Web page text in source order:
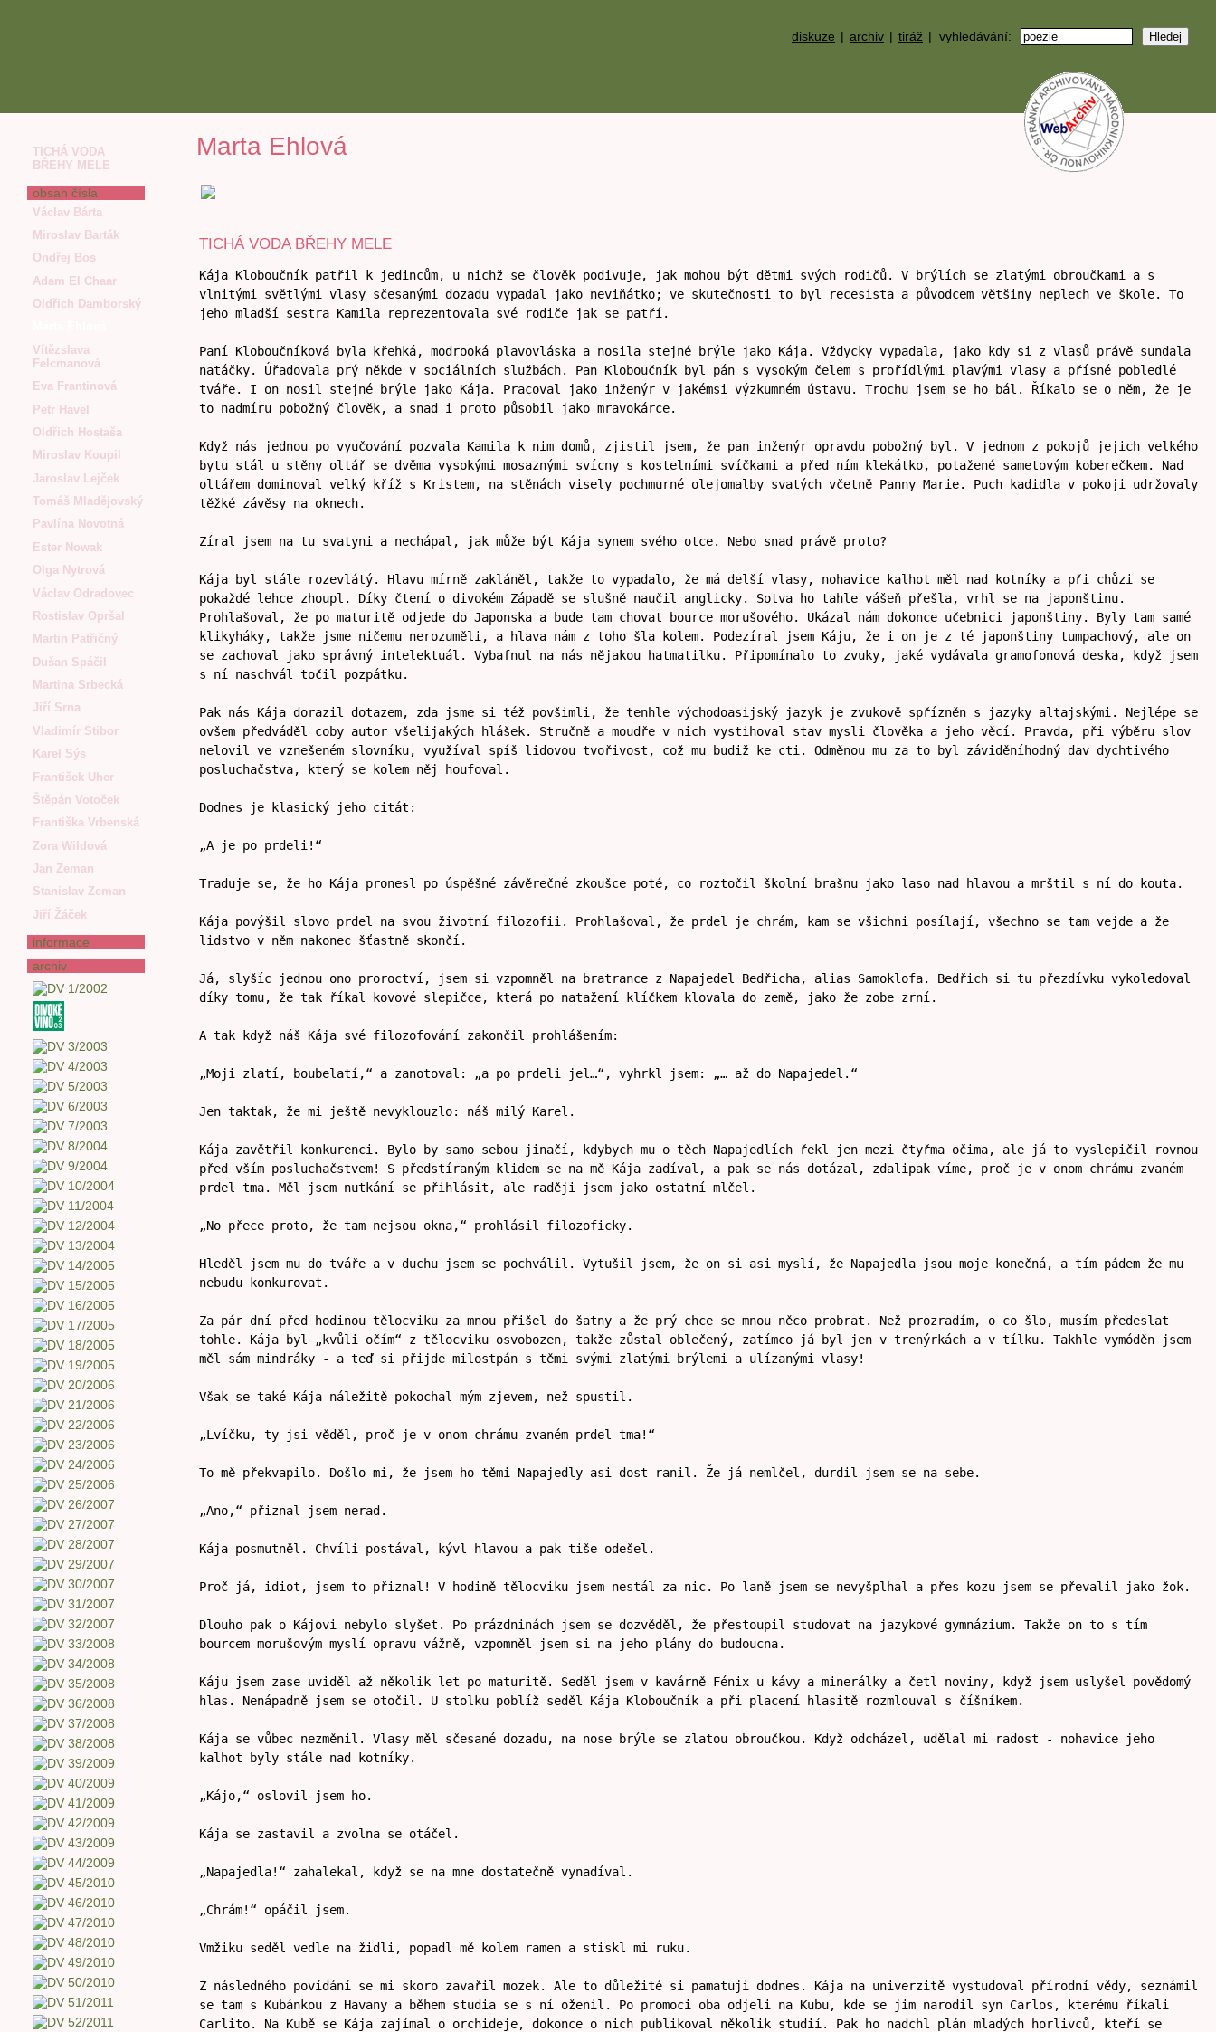
diskuze | archiv | tiráž | vyhledávání:
TICHÁ VODA
BŘEHY MELE
obsah čísla
Václav Bárta
Miroslav Barták
Ondřej Bos
Adam El Chaar
Oldřich Damborský
Vítězslava
Felcmanová
Eva Frantinová
Petr Havel
Oldřich Hostaša
Miroslav Koupil
Jaroslav Lejček
Tomáš Mladějovský
Pavlína Novotná
Ester Nowak
Olga Nytrová
Václav Odradovec
Rostislav Opršal
Martin Patřičný
Dušan Spáčil
Martina Srbecká
Jiří Srna
Vladimír Stibor
Karel Sýs
František Uher
Štěpán Votoček
Františka Vrbenská
Zora Wildová
Jan Zeman
Stanislav Zeman
Jiří Žáček
informace
archiv
Marta Ehlová
TICHÁ VODA BŘEHY MELE
Kája Kloboučník patřil k jedincům, u nichž se člověk podivuje, jak mohou být dětmi svých rodičů. V brýlích se zlatými obroučkami a s
vlnitými světlými vlasy sčesanými dozadu vypadal jako neviňátko; ve skutečnosti to byl recesista a původcem většiny neplech ve škole. To
jeho mladší sestra Kamila reprezentovala své rodiče jak se patří.
Paní Kloboučníková byla křehká, modrooká plavovláska a nosila stejné brýle jako Kája. Vždycky vypadala, jako kdy si z vlasů právě sundala
natáčky. Úřadovala prý někde v sociálních službách. Pan Kloboučník byl pán s vysokým čelem s prořídlými plavými vlasy a přísné pobledlé
tváře. I on nosil stejné brýle jako Kája. Pracoval jako inženýr v jakémsi výzkumném ústavu. Trochu jsem se ho bál. Říkalo se o něm, že je
to nadmíru pobožný člověk, a snad i proto působil jako mravokárce.
Když nás jednou po vyučování pozvala Kamila k nim domů, zjistil jsem, že pan inženýr opravdu pobožný byl. V jednom z pokojů jejich velkého
bytu stál u stěny oltář se dvěma vysokými mosaznými svícny s kostelními svíčkami a před ním klekátko, potažené sametovým koberečkem. Nad
oltářem dominoval velký kříž s Kristem, na stěnách visely pochmurné olejomalby svatých včetně Panny Marie. Puch kadidla v pokoji udržovaly
těžké závěsy na oknech.
Zíral jsem na tu svatyni a nechápal, jak může být Kája synem svého otce. Nebo snad právě proto?
Kája byl stále rozevlátý. Hlavu mírně zakláněl, takže to vypadalo, že má delší vlasy, nohavice kalhot měl nad kotníky a při chůzi se
pokaždé lehce zhoupl. Díky čtení o divokém Západě se slušně naučil anglicky. Sotva ho tahle vášeň přešla, vrhl se na japonštinu.
Prohlašoval, že po maturitě odjede do Japonska a bude tam chovat bource morušového. Ukázal nám dokonce učebnici japonštiny. Byly tam samé
klikyháky, takže jsme ničemu nerozuměli, a hlava nám z toho šla kolem. Podezíral jsem Káju, že i on je z té japonštiny tumpachový, ale on
se zachoval jako správný intelektuál. Vybafnul na nás nějakou hatmatilku. Připomínalo to zvuky, jaké vydávala gramofonová deska, když jsem
s ní naschvál točil pozpátku.
Pak nás Kája dorazil dotazem, zda jsme si též povšimli, že tenhle východoasijský jazyk je zvukově spřízněn s jazyky altajskými. Nejlépe se
ovšem předváděl coby autor všelijakých hlášek. Stručně a moudře v nich vystihoval stav mysli člověka a jeho věcí. Pravda, při výběru slov
nelovil ve vznešeném slovníku, využíval spíš lidovou tvořivost, což mu budiž ke cti. Odměnou mu za to byl záviděníhodný dav dychtivého
posluchačstva, který se kolem něj houfoval.
Dodnes je klasický jeho citát:
„A je po prdeli!“
Traduje se, že ho Kája pronesl po úspěšné závěrečné zkoušce poté, co roztočil školní brašnu jako laso nad hlavou a mrštil s ní do kouta.
Kája povýšil slovo prdel na svou životní filozofii. Prohlašoval, že prdel je chrám, kam se všichni posílají, všechno se tam vejde a že
lidstvo v něm nakonec šťastně skončí.
Já, slyšíc jednou ono proroctví, jsem si vzpomněl na bratrance z Napajedel Bedřicha, alias Samoklofa. Bedřich si tu přezdívku vykoledoval
díky tomu, že tak říkal kovové slepičce, která po natažení klíčkem klovala do země, jako že zobe zrní.
A tak když náš Kája své filozofování zakončil prohlášením:
„Moji zlatí, boubelatí,“ a zanotoval: „a po prdeli jel…“, vyhrkl jsem: „… až do Napajedel.“
Jen taktak, že mi ještě nevyklouzlo: náš milý Karel.
Kája zavětřil konkurenci. Bylo by samo sebou jinačí, kdybych mu o těch Napajedlích řekl jen mezi čtyřma očima, ale já to vyslepičil rovnou
před vším posluchačstvem! S předstíraným klidem se na mě Kája zadíval, a pak se nás dotázal, zdalipak víme, proč je v onom chrámu zvaném
prdel tma. Měl jsem nutkání se přihlásit, ale raději jsem jako ostatní mlčel.
„No přece proto, že tam nejsou okna,“ prohlásil filozoficky.
Hleděl jsem mu do tváře a v duchu jsem se pochválil. Vytušil jsem, že on si asi myslí, že Napajedla jsou moje konečná, a tím pádem že mu
nebudu konkurovat.
Za pár dní před hodinou tělocviku za mnou přišel do šatny a že prý chce se mnou něco probrat. Než prozradím, o co šlo, musím předeslat
tohle. Kája byl „kvůli očím“ z tělocviku osvobozen, takže zůstal oblečený, zatímco já byl jen v trenýrkách a v tílku. Takhle vymóděn jsem
měl sám mindráky - a teď si přijde milostpán s těmi svými zlatými brýlemi a ulízanými vlasy!
Však se také Kája náležitě pokochal mým zjevem, než spustil.
„Lvíčku, ty jsi věděl, proč je v onom chrámu zvaném prdel tma!“
To mě překvapilo. Došlo mi, že jsem ho těmi Napajedly asi dost ranil. Že já nemlčel, durdil jsem se na sebe.
„Ano,“ přiznal jsem nerad.
Kája posmutněl. Chvíli postával, kývl hlavou a pak tiše odešel.
Proč já, idiot, jsem to přiznal! V hodině tělocviku jsem nestál za nic. Po laně jsem se nevyšplhal a přes kozu jsem se převalil jako žok.
Dlouho pak o Kájovi nebylo slyšet. Po prázdninách jsem se dozvěděl, že přestoupil studovat na jazykové gymnázium. Takže on to s tím
bourcem morušovým myslí opravu vážně, vzpomněl jsem si na jeho plány do budoucna.
Káju jsem zase uviděl až několik let po maturitě. Seděl jsem v kavárně Fénix u kávy a minerálky a četl noviny, když jsem uslyšel povědomý
hlas. Nenápadně jsem se otočil. U stolku poblíž seděl Kája Kloboučník a při placení hlasitě rozmlouval s číšníkem.
Kája se vůbec nezměnil. Vlasy měl sčesané dozadu, na nose brýle se zlatou obroučkou. Když odcházel, udělal mi radost - nohavice jeho
kalhot byly stále nad kotníky.
„Kájo,“ oslovil jsem ho.
Kája se zastavil a zvolna se otáčel.
„Napajedla!“ zahalekal, když se na mne dostatečně vynadíval.
„Chrám!“ opáčil jsem.
Vmžiku seděl vedle na židli, popadl mě kolem ramen a stiskl mi ruku.
Z následného povídání se mi skoro zavařil mozek. Ale to důležité si pamatuji dodnes. Kája na univerzitě vystudoval přírodní vědy, seznámil
se tam s Kubánkou z Havany a během studia se s ní oženil. Po promoci oba odjeli na Kubu, kde se jim narodil syn Carlos, kterému říkali
Carlito. Na Kubě se Kája zajímal o orchideje, dokonce o nich publikoval několik studií. Pak ho nadchl plán mladých horlivců, kteří se